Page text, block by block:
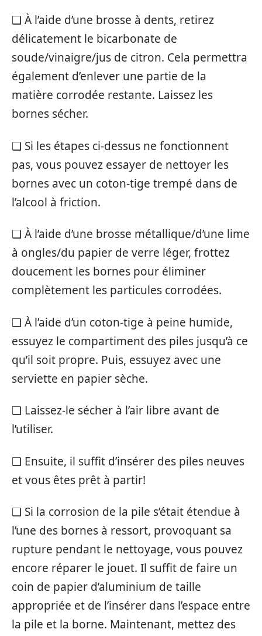
❑ À l’aide d’une brosse à dents, retirez
délicatement le bicarbonate de
soude/vinaigre/jus de citron. Cela permettra
également d’enlever une partie de la
matière corrodée restante. Laissez les
bornes sécher.
❑ Si les étapes ci-dessus ne fonctionnent
pas, vous pouvez essayer de nettoyer les
bornes avec un coton-tige trempé dans de
l’alcool à friction.
❑ À l’aide d’une brosse métallique/d’une lime
à ongles/du papier de verre léger, frottez
doucement les bornes pour éliminer
complètement les particules corrodées.
❑ À l’aide d’un coton-tige à peine humide,
essuyez le compartiment des piles jusqu’à ce
qu’il soit propre. Puis, essuyez avec une
serviette en papier sèche.
❑ Laissez-le sécher à l’air libre avant de
l’utiliser.
❑ Ensuite, il suffit d’insérer des piles neuves
et vous êtes prêt à partir!
❑ Si la corrosion de la pile s’était étendue à
l’une des bornes à ressort, provoquant sa
rupture pendant le nettoyage, vous pouvez
encore réparer le jouet. Il suffit de faire un
coin de papier d’aluminium de taille
appropriée et de l’insérer dans l’espace entre
la pile et la borne. Maintenant, mettez des